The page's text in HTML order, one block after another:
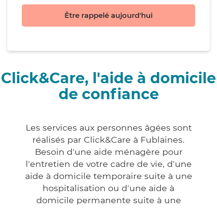
Être rappelé aujourd'hui
Click&Care, l'aide à domicile
de confiance
Les services aux personnes âgées sont
réalisés par Click&Care à Fublaines.
Besoin d'une aide ménagère pour
l'entretien de votre cadre de vie, d'une
aide à domicile temporaire suite à une
hospitalisation ou d'une aide à
domicile permanente suite à une